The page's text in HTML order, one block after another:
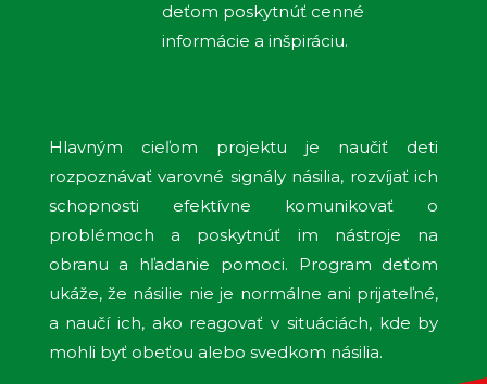
deťom poskytnúť cenné
informácie a inšpiráciu.
Hlavným cieľom projektu je naučiť deti
rozpoznávať varovné signály násilia, rozvíjať ich
schopnosti efektívne komunikovať o
problémoch a poskytnúť im nástroje na
obranu a hľadanie pomoci. Program deťom
ukáže, že násilie nie je normálne ani prijateľné,
a naučí ich, ako reagovať v situáciách, kde by
mohli byť obeťou alebo svedkom násilia.